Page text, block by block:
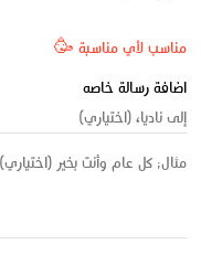
اضافة رسالة خاصه